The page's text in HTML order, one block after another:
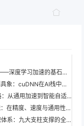
速库教程
速库教
档 知识宇宙
cuDNN——深度学习加速的基石与未来引擎
从抽象到具象：cuDNN在AI栈中的战略定位
演进之路：从通用加速到智能自适应
核心挑战：在精度、速度与通用性之间走钢丝
构建知识体系：九大支柱支撑的全景图